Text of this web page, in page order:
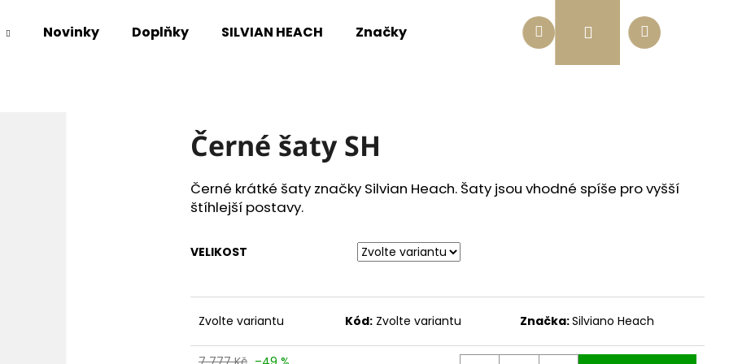
Novinky Doplňky SILVIAN HEACH Značky Jak se správně změřit O nás
Hledat PřihlášeníNákupní
Černé šaty SH
Černé krátké šaty značky Silvian Heach. Šaty jsou vhodné spíše pro vyšší
štíhlejší postavy.
VELIKOST
Zvolte variantu Kód: Zvolte variantu Značka:Silviano Heach
HLEDAT